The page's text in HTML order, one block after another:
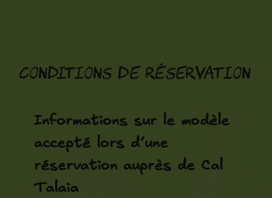
Conditions de réservation
Informations sur le modèle
accepté lors d’une
réservation auprès de Cal
Talaia